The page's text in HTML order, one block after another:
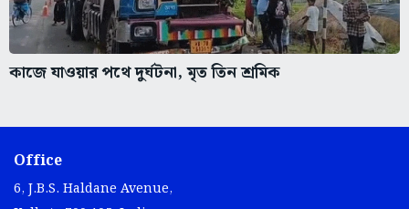
কাজে যাওয়ার পথে দুর্ঘটনা, মৃত তিন শ্রমিক
Office
6, J.B.S. Haldane Avenue,